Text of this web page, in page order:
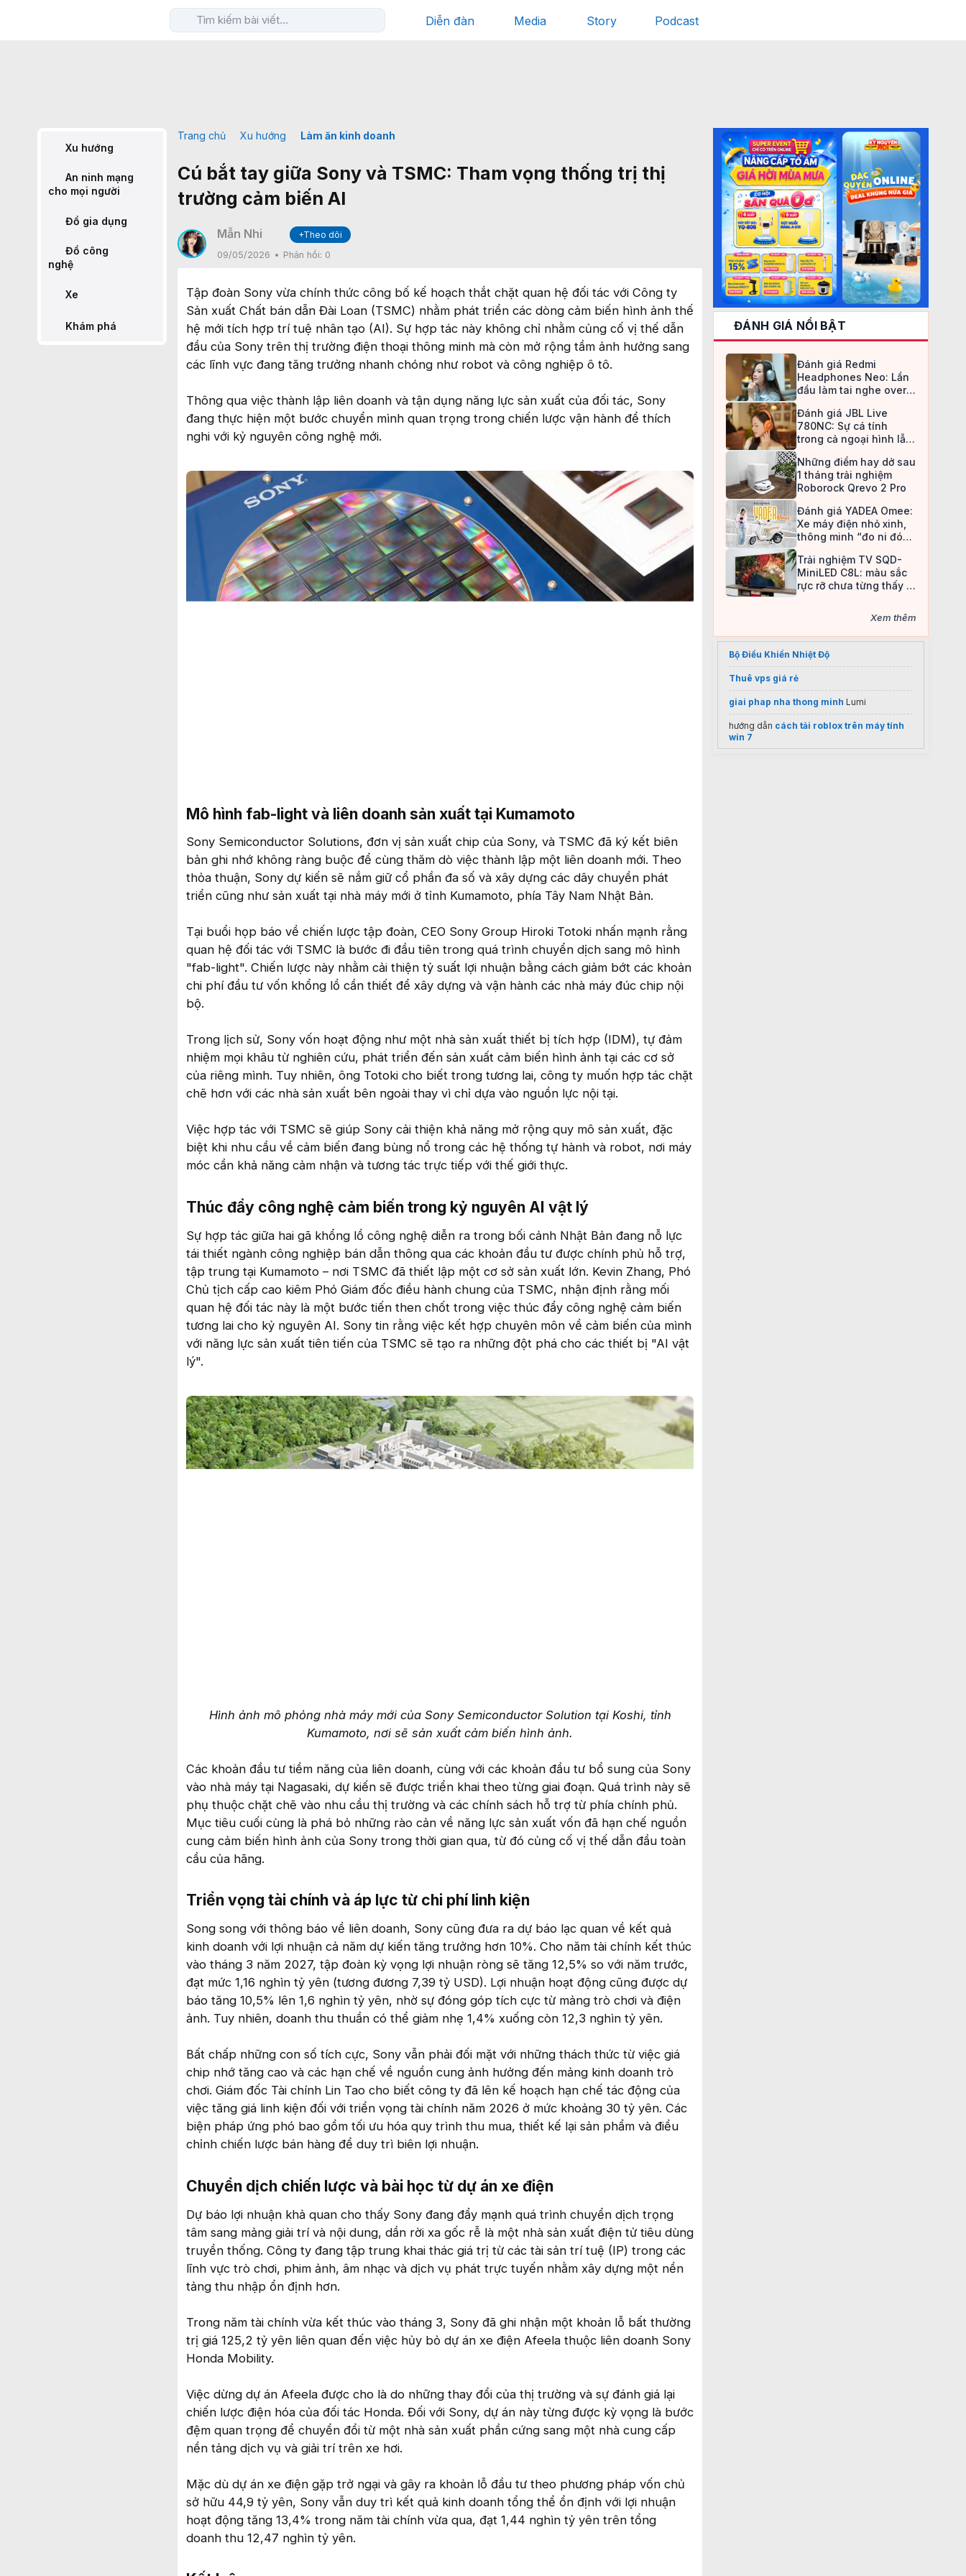
Diễn đàn Media Story Podcast
Xu hướng
An ninh mạng
cho mọi người
Đồ gia dụng
Đồ công
nghệ
Xe
Khám phá
Trang chủ Xu hướng Làm ăn kinh doanh
Cú bắt tay giữa Sony và TSMC: Tham vọng thống trị thị
trường cảm biến AI
Mẫn Nhi
+Theo dõi
09/05/2026
Phản hồi: 0
Tập đoàn Sony vừa chính thức công bố kế hoạch thắt chặt quan hệ đối tác với Công ty
Sản xuất Chất bán dẫn Đài Loan (TSMC) nhằm phát triển các dòng cảm biến hình ảnh thế
hệ mới tích hợp trí tuệ nhân tạo (AI). Sự hợp tác này không chỉ nhằm củng cố vị thế dẫn
đầu của Sony trên thị trường điện thoại thông minh mà còn mở rộng tầm ảnh hưởng sang
các lĩnh vực đang tăng trưởng nhanh chóng như robot và công nghiệp ô tô.
Thông qua việc thành lập liên doanh và tận dụng năng lực sản xuất của đối tác, Sony
đang thực hiện một bước chuyển mình quan trọng trong chiến lược vận hành để thích
nghi với kỷ nguyên công nghệ mới.
Mô hình fab-light và liên doanh sản xuất tại Kumamoto​
Sony Semiconductor Solutions, đơn vị sản xuất chip của Sony, và TSMC đã ký kết biên
bản ghi nhớ không ràng buộc để cùng thăm dò việc thành lập một liên doanh mới. Theo
thỏa thuận, Sony dự kiến sẽ nắm giữ cổ phần đa số và xây dựng các dây chuyền phát
triển cũng như sản xuất tại nhà máy mới ở tỉnh Kumamoto, phía Tây Nam Nhật Bản.
Tại buổi họp báo về chiến lược tập đoàn, CEO Sony Group Hiroki Totoki nhấn mạnh rằng
quan hệ đối tác với TSMC là bước đi đầu tiên trong quá trình chuyển dịch sang mô hình
"fab-light". Chiến lược này nhằm cải thiện tỷ suất lợi nhuận bằng cách giảm bớt các khoản
chi phí đầu tư vốn khổng lồ cần thiết để xây dựng và vận hành các nhà máy đúc chip nội
bộ.
Trong lịch sử, Sony vốn hoạt động như một nhà sản xuất thiết bị tích hợp (IDM), tự đảm
nhiệm mọi khâu từ nghiên cứu, phát triển đến sản xuất cảm biến hình ảnh tại các cơ sở
của riêng mình. Tuy nhiên, ông Totoki cho biết trong tương lai, công ty muốn hợp tác chặt
chẽ hơn với các nhà sản xuất bên ngoài thay vì chỉ dựa vào nguồn lực nội tại.
Việc hợp tác với TSMC sẽ giúp Sony cải thiện khả năng mở rộng quy mô sản xuất, đặc
biệt khi nhu cầu về cảm biến đang bùng nổ trong các hệ thống tự hành và robot, nơi máy
móc cần khả năng cảm nhận và tương tác trực tiếp với thế giới thực.
Thúc đẩy công nghệ cảm biến trong kỷ nguyên AI vật lý​
Sự hợp tác giữa hai gã khổng lồ công nghệ diễn ra trong bối cảnh Nhật Bản đang nỗ lực
tái thiết ngành công nghiệp bán dẫn thông qua các khoản đầu tư được chính phủ hỗ trợ,
tập trung tại Kumamoto – nơi TSMC đã thiết lập một cơ sở sản xuất lớn. Kevin Zhang, Phó
Chủ tịch cấp cao kiêm Phó Giám đốc điều hành chung của TSMC, nhận định rằng mối
quan hệ đối tác này là một bước tiến then chốt trong việc thúc đẩy công nghệ cảm biến
tương lai cho kỷ nguyên AI. Sony tin rằng việc kết hợp chuyên môn về cảm biến của mình
với năng lực sản xuất tiên tiến của TSMC sẽ tạo ra những đột phá cho các thiết bị "AI vật
lý".
Hình ảnh mô phỏng nhà máy mới của Sony Semiconductor Solution tại Koshi, tỉnh
Kumamoto, nơi sẽ sản xuất cảm biến hình ảnh.
Các khoản đầu tư tiềm năng của liên doanh, cùng với các khoản đầu tư bổ sung của Sony
vào nhà máy tại Nagasaki, dự kiến sẽ được triển khai theo từng giai đoạn. Quá trình này sẽ
phụ thuộc chặt chẽ vào nhu cầu thị trường và các chính sách hỗ trợ từ phía chính phủ.
Mục tiêu cuối cùng là phá bỏ những rào cản về năng lực sản xuất vốn đã hạn chế nguồn
cung cảm biến hình ảnh của Sony trong thời gian qua, từ đó củng cố vị thế dẫn đầu toàn
cầu của hãng.
Triển vọng tài chính và áp lực từ chi phí linh kiện​
Song song với thông báo về liên doanh, Sony cũng đưa ra dự báo lạc quan về kết quả
kinh doanh với lợi nhuận cả năm dự kiến tăng trưởng hơn 10%. Cho năm tài chính kết thúc
vào tháng 3 năm 2027, tập đoàn kỳ vọng lợi nhuận ròng sẽ tăng 12,5% so với năm trước,
đạt mức 1,16 nghìn tỷ yên (tương đương 7,39 tỷ USD). Lợi nhuận hoạt động cũng được dự
báo tăng 10,5% lên 1,6 nghìn tỷ yên, nhờ sự đóng góp tích cực từ mảng trò chơi và điện
ảnh. Tuy nhiên, doanh thu thuần có thể giảm nhẹ 1,4% xuống còn 12,3 nghìn tỷ yên.
Bất chấp những con số tích cực, Sony vẫn phải đối mặt với những thách thức từ việc giá
chip nhớ tăng cao và các hạn chế về nguồn cung ảnh hưởng đến mảng kinh doanh trò
chơi. Giám đốc Tài chính Lin Tao cho biết công ty đã lên kế hoạch hạn chế tác động của
việc tăng giá linh kiện đối với triển vọng tài chính năm 2026 ở mức khoảng 30 tỷ yên. Các
biện pháp ứng phó bao gồm tối ưu hóa quy trình thu mua, thiết kế lại sản phẩm và điều
chỉnh chiến lược bán hàng để duy trì biên lợi nhuận.
Chuyển dịch chiến lược và bài học từ dự án xe điện​
Dự báo lợi nhuận khả quan cho thấy Sony đang đẩy mạnh quá trình chuyển dịch trọng
tâm sang mảng giải trí và nội dung, dần rời xa gốc rễ là một nhà sản xuất điện tử tiêu dùng
truyền thống. Công ty đang tập trung khai thác giá trị từ các tài sản trí tuệ (IP) trong các
lĩnh vực trò chơi, phim ảnh, âm nhạc và dịch vụ phát trực tuyến nhằm xây dựng một nền
tảng thu nhập ổn định hơn.
Trong năm tài chính vừa kết thúc vào tháng 3, Sony đã ghi nhận một khoản lỗ bất thường
trị giá 125,2 tỷ yên liên quan đến việc hủy bỏ dự án xe điện Afeela thuộc liên doanh Sony
Honda Mobility.
Việc dừng dự án Afeela được cho là do những thay đổi của thị trường và sự đánh giá lại
chiến lược điện hóa của đối tác Honda. Đối với Sony, dự án này từng được kỳ vọng là bước
đệm quan trọng để chuyển đổi từ một nhà sản xuất phần cứng sang một nhà cung cấp
nền tảng dịch vụ và giải trí trên xe hơi.
Mặc dù dự án xe điện gặp trở ngại và gây ra khoản lỗ đầu tư theo phương pháp vốn chủ
sở hữu 44,9 tỷ yên, Sony vẫn duy trì kết quả kinh doanh tổng thể ổn định với lợi nhuận
hoạt động tăng 13,4% trong năm tài chính vừa qua, đạt 1,44 nghìn tỷ yên trên tổng
doanh thu 12,47 nghìn tỷ yên.
ĐÁNH GIÁ NỔI BẬT
Đánh giá Redmi
Headphones Neo: Lần
đầu làm tai nghe over-
an toàn
Đánh giá JBL Live
780NC: Sự cá tính
trong cả ngoại hình lẫn
Những điểm hay dở sau
1 tháng trải nghiệm
Roborock Qrevo 2 Pro
Đánh giá YADEA Omee:
Xe máy điện nhỏ xinh,
thông minh “đo ni đóng
Trải nghiệm TV SQD-
MiniLED C8L: màu sắc
rực rỡ chưa từng thấy ở
Xem thêm
Bộ Điều Khiển Nhiệt Độ
Thuê vps giá rẻ
giai phap nha thong minh Lumi
hướng dẫn cách tải roblox trên máy tính
win 7